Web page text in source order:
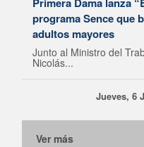
programa Sence que
adultos mayores
Junto al Ministro del
Nicolás...
Jueves, 6
Ver más